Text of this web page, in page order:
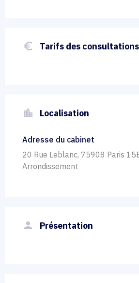
euro_symbol Tarifs des consultations
location_city Localisation
Adresse du cabinet
20 Rue Leblanc, 75908 Paris
Arrondissement
person Présentation